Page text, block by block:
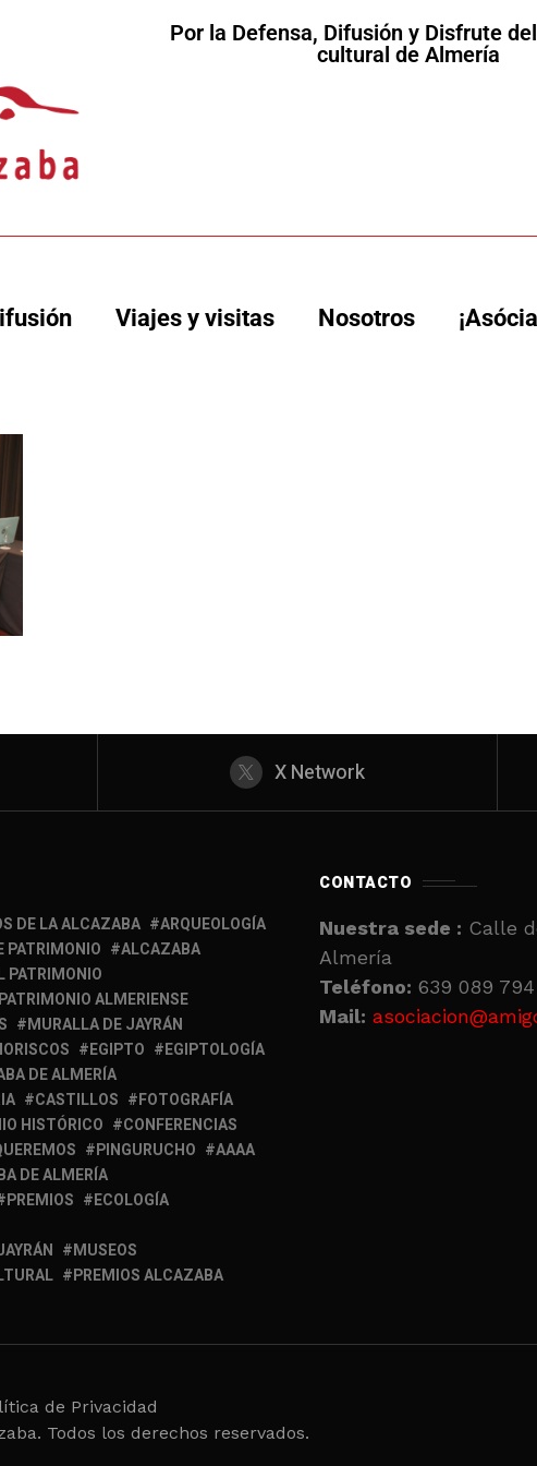
Por la Defensa, Difusión y Disfrute
cultural de Almería
Viajes y visitas Nosotros
X Network
DE LA ALCAZABA
ARQUEOLOGÍA
PATRIMONIO
ALCAZABA
PATRIMONIO
PATRIMONIO ALMERIENSE
MURALLA DE JAYRÁN
EGIPTO
EGIPTOLOGÍA
DE ALMERÍA
CASTILLOS
FOTOGRAFÍA
HISTÓRICO
CONFERENCIAS
PINGURUCHO
AAAA
DE ALMERÍA
PREMIOS
ECOLOGÍA
MUSEOS
PREMIOS ALCAZABA
CONTACTO
Nuestra sede : Calle
Almería
Teléfono: 639 089
Mail:
de Privacidad
Todos los derechos reservados.